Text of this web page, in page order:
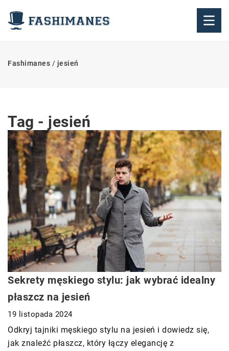
Fashimanes / jesień
Tag - jesień
Sekrety męskiego stylu: jak wybrać idealny
płaszcz na jesień
19 listopada 2024
Odkryj tajniki męskiego stylu na jesień i dowiedz się,
jak znaleźć płaszcz, który łączy elegancję z